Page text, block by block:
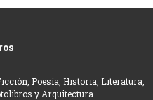
Poesía, Historia, Literatura,
y Arquitectura.